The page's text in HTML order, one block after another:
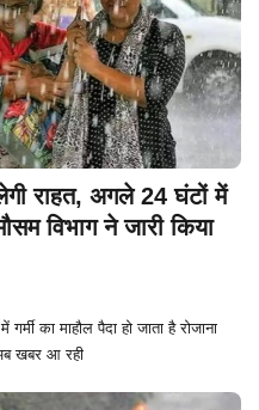
राहत, अगले 24 घंटों में
विभाग ने जारी किया
का माहौल पैदा हो जाता है रोजाना
खबर आ रही